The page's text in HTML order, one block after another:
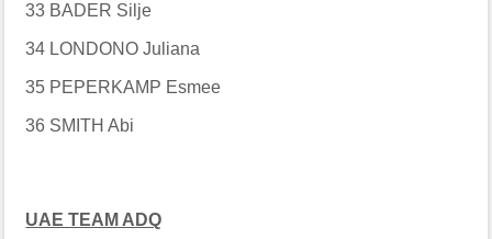
33 BADER Silje
34 LONDONO Juliana
35 PEPERKAMP Esmee
36 SMITH Abi
UAE TEAM ADQ